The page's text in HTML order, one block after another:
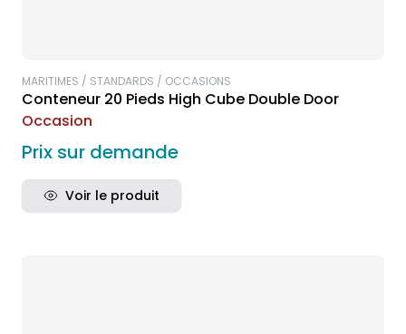
MARITIMES / STANDARDS / OCCASIONS
Conteneur 20 Pieds High Cube Double Door
Occasion
Prix sur demande
Voir le produit